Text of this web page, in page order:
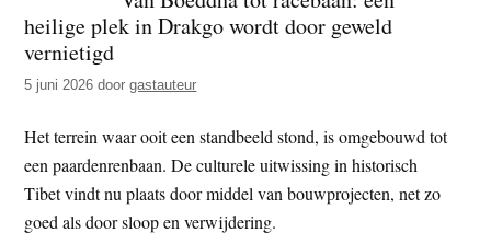
z
e
s
t
e
n
d
e
e
s
i
t
heilige plek in Drakgo wordt door geweld
vernietigd
5 juni 2026 doorgastauteur
Het terrein waar ooit een standbeeld stond, is omgebouwd tot
een paardenrenbaan. De culturele uitwissing in historisch
Tibet vindt nu plaats door middel van bouwprojecten, net zo
goed als door sloop en verwijdering.